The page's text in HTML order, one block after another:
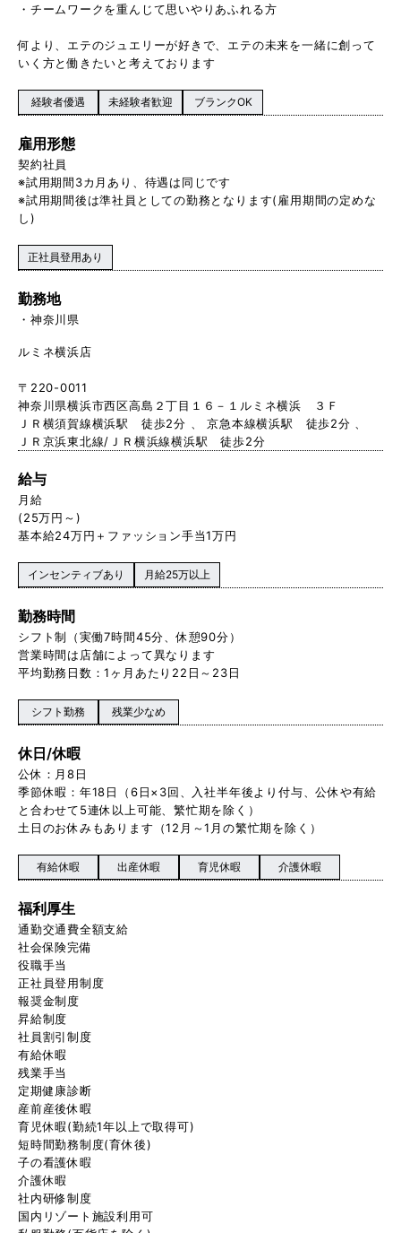
・チームワークを重んじて思いやりあふれる方
何より、エテのジュエリーが好きで、エテの未来を一緒に創って
いく方と働きたいと考えております
経験者優遇 未経験者歓迎 ブランクOK
雇用形態
契約社員
※試用期間3カ月あり、待遇は同じです
※試用期間後は準社員としての勤務となります(雇用期間の定めな
し)
正社員登用あり
勤務地
神奈川県
ルミネ横浜店
〒220-0011
神奈川県横浜市西区高島２丁目１６－１ルミネ横浜 ３Ｆ
ＪＲ横須賀線横浜駅 徒歩2分 、 京急本線横浜駅 徒歩2分 、
ＪＲ京浜東北線/ＪＲ横浜線横浜駅 徒歩2分
給与
月給
(25万円～)
基本給24万円＋ファッション手当1万円
インセンティブあり 月給25万以上
勤務時間
シフト制（実働7時間45分、休憩90分）
営業時間は店舗によって異なります
平均勤務日数：1ヶ月あたり22日～23日
シフト勤務 残業少なめ
休日/休暇
公休：月8日
季節休暇：年18日（6日×3回、入社半年後より付与、公休や有給
と合わせて5連休以上可能、繁忙期を除く）
土日のお休みもあります（12月～1月の繁忙期を除く）
有給休暇 出産休暇 育児休暇 介護休暇
福利厚生
通勤交通費全額支給
社会保険完備
役職手当
正社員登用制度
報奨金制度
昇給制度
社員割引制度
有給休暇
残業手当
定期健康診断
産前産後休暇
育児休暇(勤続1年以上で取得可)
短時間勤務制度(育休後)
子の看護休暇
介護休暇
社内研修制度
国内リゾート施設利用可